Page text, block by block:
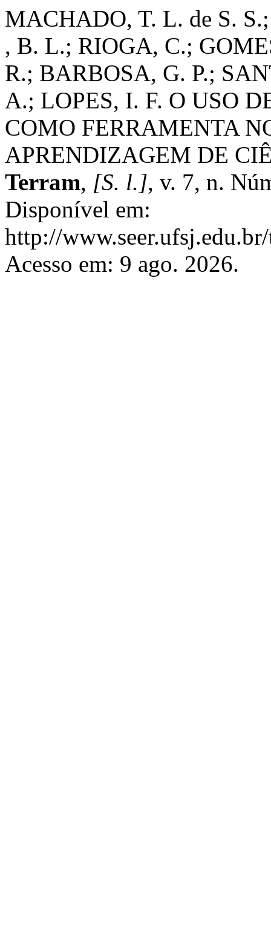
MACHADO, T. L. de S.
, B. L.; RIOGA, C.;
R.; BARBOSA, G. P.;
A.; LOPES, I. F. O USO
COMO FERRAMENTA
APRENDIZAGEM DE
Terram, [S. l.], v. 7, n.
Disponível em:
http://
Acesso em: 9 ago. 2026.